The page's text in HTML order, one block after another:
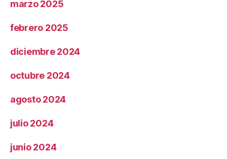
marzo 2025
febrero 2025
diciembre 2024
octubre 2024
agosto 2024
julio 2024
junio 2024